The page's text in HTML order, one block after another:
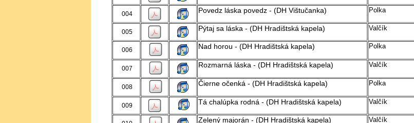
004 Povedz láska povedz - (DH Vištučanka) Polka
005 Pýtaj sa láska - (DH Hradištská kapela) Valčík
006 Nad horou - (DH Hradištská kapela) Polka
007 Rozmarná láska - (DH Hradištská kapela) Valčík
008 Čierne očenká - (DH Hradištská kapela) Polka
009 Tá chalúpka rodná - (DH Hradištská kapela) Valčík
Zelený majorán - (DH Hradištská kapela) Valčík